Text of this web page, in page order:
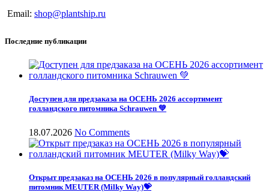
Email: shop@plantship.ru
Последние публикации
Доступен для предзаказа на ОСЕНЬ 2026 ассортимент
голландского питомника Schrauwen 💚
18.07.2026 No Comments
Открыт предзаказ на ОСЕНЬ 2026 в популярный голландский
питомник MEUTER (Milky Way)💝